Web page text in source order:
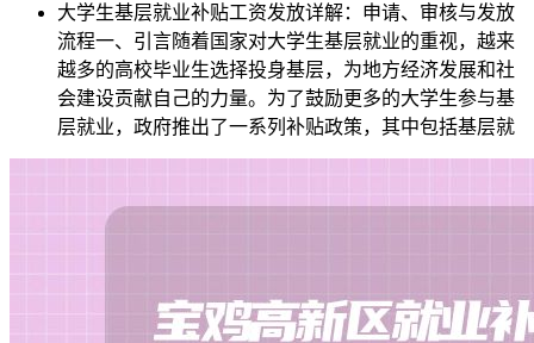
大学生基层就业补贴工资发放详解：申请、审核与发放
流程一、引言随着国家对大学生基层就业的重视，越来
越多的高校毕业生选择投身基层，为地方经济发展和社
会建设贡献自己的力量。为了鼓励更多的大学生参与基
层就业，政府推出了一系列补贴政策，其中包括基层就